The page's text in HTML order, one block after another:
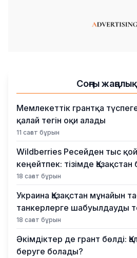
Соңғы
Мемлекеттік грантқа
қалай тегін оқи алады
11 сағат бұрын
Wildberries Ресейден тыс
кеңейтпек: тізімде Қазақстан
18 сағат бұрын
Украина Қазақстан мұнайын
танкерлерге шабуылдауды
18 сағат бұрын
Әкімдіктер де грант бөлді:
беруге болады?